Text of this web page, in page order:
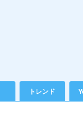
トレンド